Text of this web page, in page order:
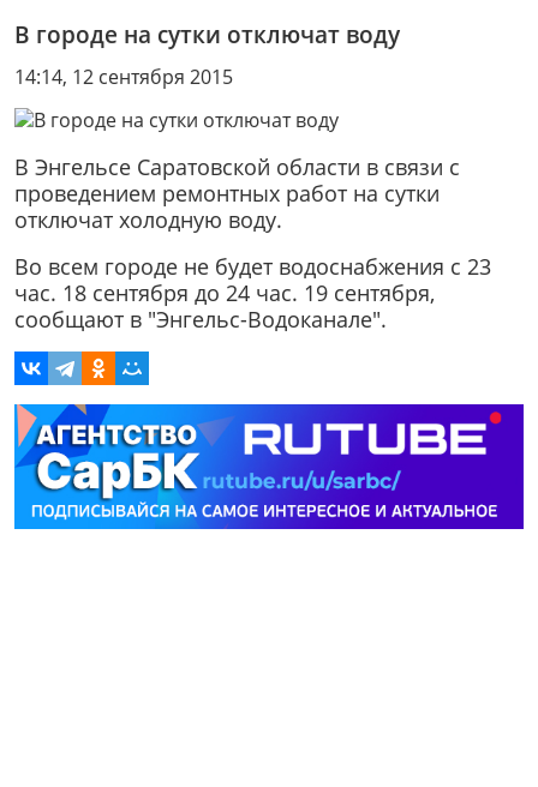
В городе на сутки отключат воду
14:14, 12 сентября 2015
В Энгельсе Саратовской области в связи с
проведением ремонтных работ на сутки
отключат холодную воду.
Во всем городе не будет водоснабжения с 23
час. 18 сентября до 24 час. 19 сентября,
сообщают в "Энгельс-Водоканале".